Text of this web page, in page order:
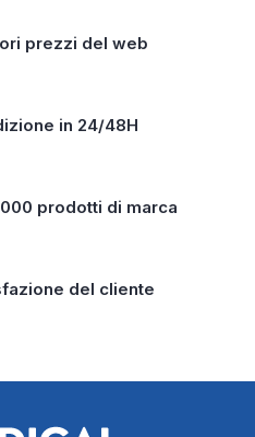
prezzi del web
in 24/48H
prodotti di marca
del cliente